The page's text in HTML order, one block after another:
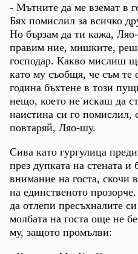
- Мътните да ме вземат в
Бях помислил за всичко
Но бързам да ти кажа,
правим ние, мишките,
господар. Какво мислиш
като му съобщя, че съм те
година бъхтене в този
нещо, което не искаш да
наистина си го помислил,
повтаряй, Ляо-шу.
Сива като гургулица
през дупката на стената и
внимание на госта, скочи
на единственото
да отлепи пресъхналите
молбата на госта още не
му, защото промълви: